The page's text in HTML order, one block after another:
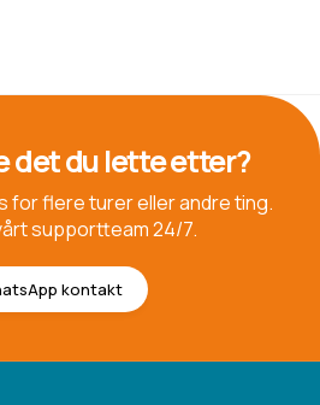
det du lette etter?
for flere turer eller andre ting.
supportteam 24/7.
kontakt